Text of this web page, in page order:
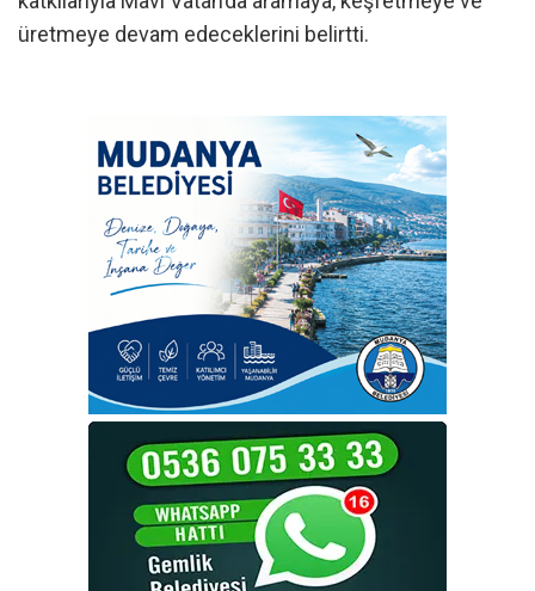
üretmeye devam edeceklerini belirtti.